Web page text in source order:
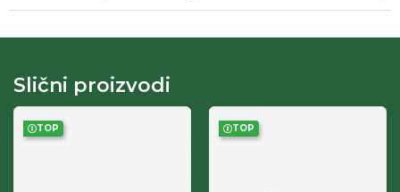
Slični proizvodi
TOP TOP